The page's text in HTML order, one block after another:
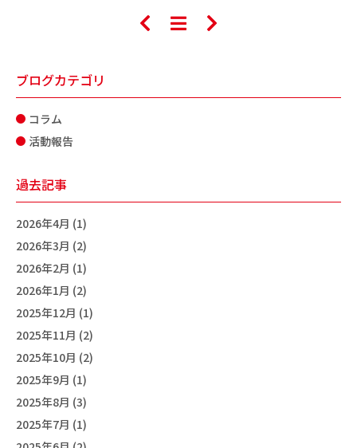
ブログカテゴリ
コラム
活動報告
過去記事
2026年4月 (1)
2026年3月 (2)
2026年2月 (1)
2026年1月 (2)
2025年12月 (1)
2025年11月 (2)
2025年10月 (2)
2025年9月 (1)
2025年8月 (3)
2025年7月 (1)